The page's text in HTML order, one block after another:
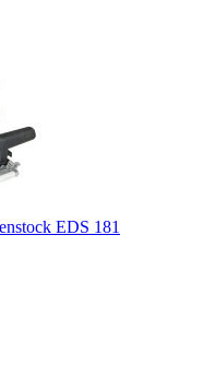
EDS 181